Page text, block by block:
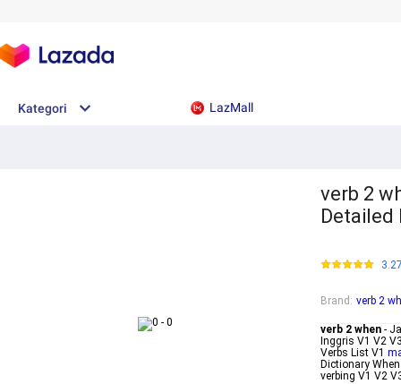
Kategori LazMall
verb 2
Detailed
Brand : verb 2
verb 2 when -
Inggris V1 V2
Verbs List V1
Dictionary
verbing V1 V2